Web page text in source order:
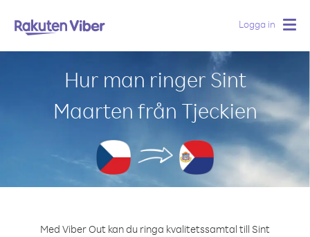
Logga in
Hur man ringer Sint
Maarten från Tjeckien
Med Viber Out kan du ringa kvalitetssamtal till Sint